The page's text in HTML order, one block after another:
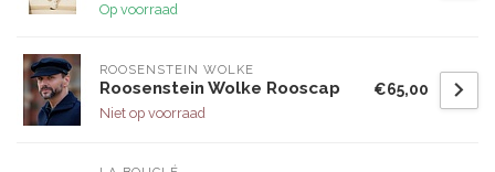
Op voorraad
ROOSENSTEIN WOLKE
Roosenstein Wolke Rooscap
Niet op voorraad
€65,00